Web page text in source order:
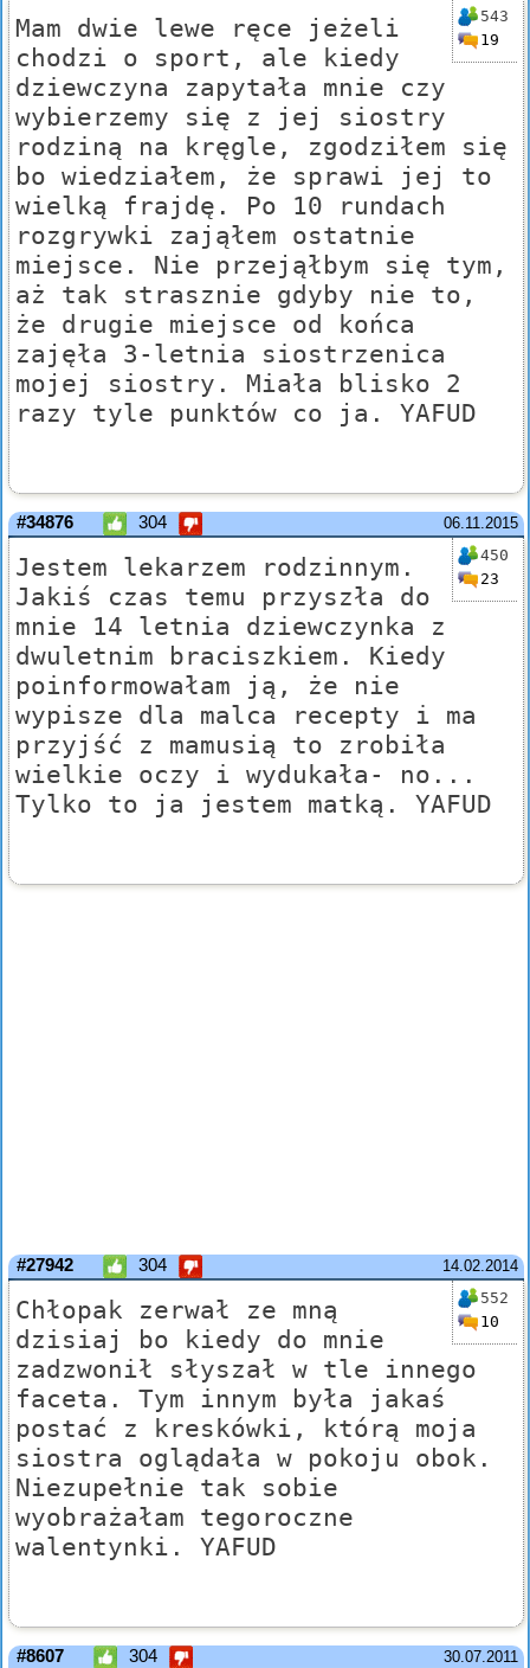
543
19
Mam dwie lewe ręce jeżeli
chodzi o sport, ale kiedy
dziewczyna zapytała mnie czy
wybierzemy się z jej siostry
rodziną na kręgle, zgodziłem się
bo wiedziałem, że sprawi jej to
wielką frajdę. Po 10 rundach
rozgrywki zająłem ostatnie
miejsce. Nie przejąłbym się tym,
aż tak strasznie gdyby nie to,
że drugie miejsce od końca
zajęła 3-letnia siostrzenica
mojej siostry. Miała blisko 2
razy tyle punktów co ja. YAFUD
06.11.2015
#34876 304
450
23
Jestem lekarzem rodzinnym.
Jakiś czas temu przyszła do
mnie 14 letnia dziewczynka z
dwuletnim braciszkiem. Kiedy
poinformowałam ją, że nie
wypisze dla malca recepty i ma
przyjść z mamusią to zrobiła
wielkie oczy i wydukała- no...
Tylko to ja jestem matką. YAFUD
14.02.2014
#27942 304
552
10
Chłopak zerwał ze mną
dzisiaj bo kiedy do mnie
zadzwonił słyszał w tle innego
faceta. Tym innym była jakaś
postać z kreskówki, którą moja
siostra oglądała w pokoju obok.
Niezupełnie tak sobie
wyobrażałam tegoroczne
walentynki. YAFUD
30.07.2011
#8607 304